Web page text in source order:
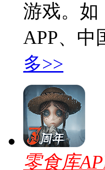
游戏。如
APP、中
多>>
零食库